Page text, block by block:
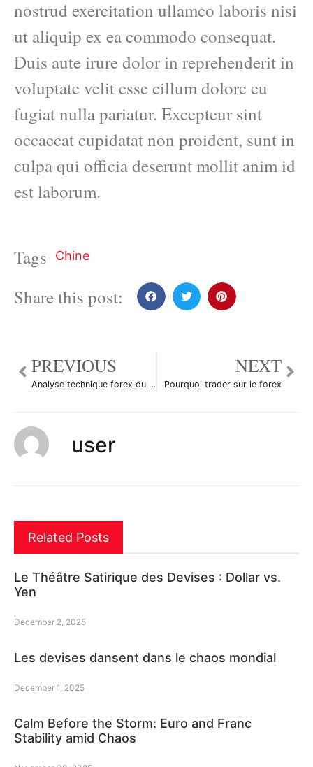
nostrud exercitation ullamco laboris nisi
ut aliquip ex ea commodo consequat.
Duis aute irure dolor in reprehenderit in
voluptate velit esse cillum dolore eu
fugiat nulla pariatur. Excepteur sint
occaecat cupidatat non proident, sunt in
culpa qui officia deserunt mollit anim id
est laborum.
Tags Chine
Share this post:
PREVIOUS
Analyse technique forex du 16/10/2014
NEXT
Pourquoi trader sur le forex
user
Related Posts
Le Théâtre Satirique des Devises : Dollar vs.
Yen
December 2, 2025
Les devises dansent dans le chaos mondial
December 1, 2025
Calm Before the Storm: Euro and Franc
Stability amid Chaos